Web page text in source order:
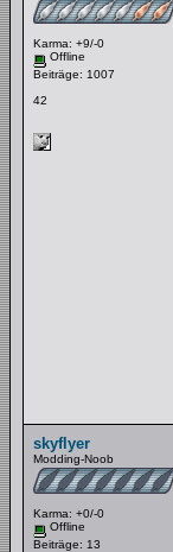
Karma: +9/-0
Offline
Beiträge: 1007
42
skyflyer
Modding-Noob
Karma: +0/-0
Offline
Beiträge: 13